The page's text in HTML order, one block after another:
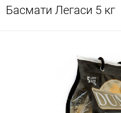
Басмати Легаси 5 кг